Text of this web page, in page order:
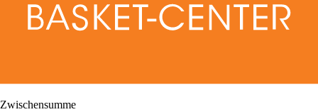
Zwischensumme